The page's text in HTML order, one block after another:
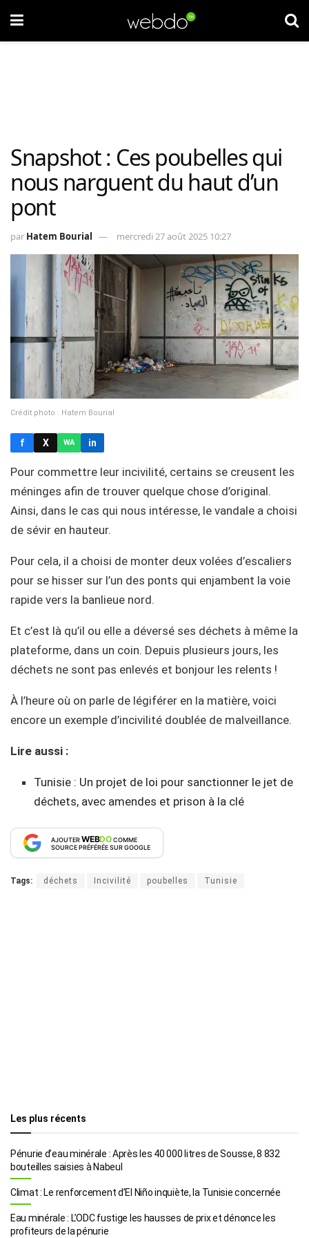
Snapshot : Ces poubelles qui
nous narguent du haut d’un
pont
par Hatem Bourial mercredi 27 août 2025 10:27
Crédit photo : Hatem Bourial
f X WA in
Pour commettre leur incivilité, certains se creusent les
méninges afin de trouver quelque chose d’original.
Ainsi, dans le cas qui nous intéresse, le vandale a choisi
de sévir en hauteur.
Pour cela, il a choisi de monter deux volées d’escaliers
pour se hisser sur l’un des ponts qui enjambent la voie
rapide vers la banlieue nord.
Et c’est là qu’il ou elle a déversé ses déchets à même la
plateforme, dans un coin. Depuis plusieurs jours, les
déchets ne sont pas enlevés et bonjour les relents !
À l’heure où on parle de légiférer en la matière, voici
encore un exemple d’incivilité doublée de malveillance.
Lire aussi :
Tunisie : Un projet de loi pour sanctionner le jet de
déchets, avec amendes et prison à la clé
AJOUTERWEBDOCOMME
SOURCE PRÉFÉRÉE SUR GOOGLE
Tags: déchets Incivilité poubelles Tunisie
Les plus récents
Pénurie d’eau minérale : Après les 40 000 litres de Sousse, 8 832
bouteilles saisies à Nabeul
Climat : Le renforcement d’El Niño inquiète, la Tunisie concernée
Eau minérale : L’ODC fustige les hausses de prix et dénonce les
profiteurs de la pénurie